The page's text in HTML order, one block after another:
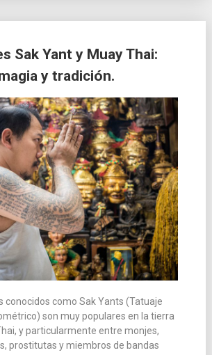
Sak Yant y Muay Thai:
y tradición.
conocidos como Sak Yants (Tatuaje
son muy populares en la tierra
y particularmente entre monjes,
prostitutas y miembros de bandas